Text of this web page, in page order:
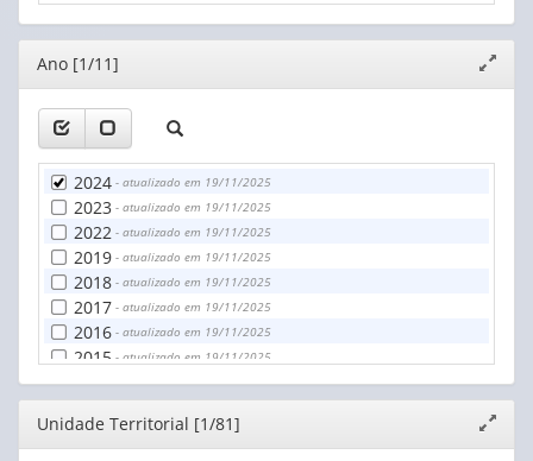
Editor
janela
Ano [1/11]
2024 - atualizado em 19/11/2025
2023 - atualizado em 19/11/2025
2022 - atualizado em 19/11/2025
2019 - atualizado em 19/11/2025
2018 - atualizado em 19/11/2025
2017 - atualizado em 19/11/2025
2016 - atualizado em 19/11/2025
2015 - atualizado em 19/11/2025
2014- atualizado em 19/11/2025
2013
2012 - atualizado em 19/11/2025
Editor
janela
Unidade Territorial [1/81]